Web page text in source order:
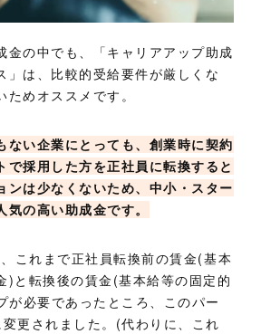
金の中でも、「キャリアアップ助成
は、比較的受給要件が厳しくな
めオススメです。
ない企業にとっても、創業時に契約
で採用した方を正社員に転換すると
ンは少なくないため、中小・スター
気の高い助成金です。
これまで正社員転換前の賃金(基本
)と転換後の賃金(基本給等の固定的
が必要であったところ、このパー
更されました。(代わりに、これ